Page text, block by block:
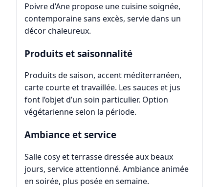
Poivre d’Ane propose une cuisine soignée,
contemporaine sans excès, servie dans un
décor chaleureux.
Produits et saisonnalité
Produits de saison, accent méditerranéen,
carte courte et travaillée. Les sauces et jus
font l’objet d’un soin particulier. Option
végétarienne selon la période.
Ambiance et service
Salle cosy et terrasse dressée aux beaux
jours, service attentionné. Ambiance animée
en soirée, plus posée en semaine.